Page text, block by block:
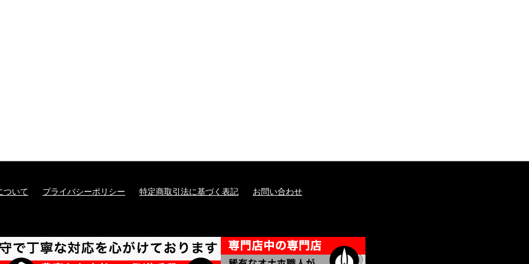
ついて プライバシーポリシー 特定商取引法に基づく表記 お問い合わせ